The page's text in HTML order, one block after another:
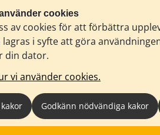
cookies
av cookies för att förbättra
i syfte att göra
din dator.
vi använder cookies.
Godkänn nödvändiga kakor